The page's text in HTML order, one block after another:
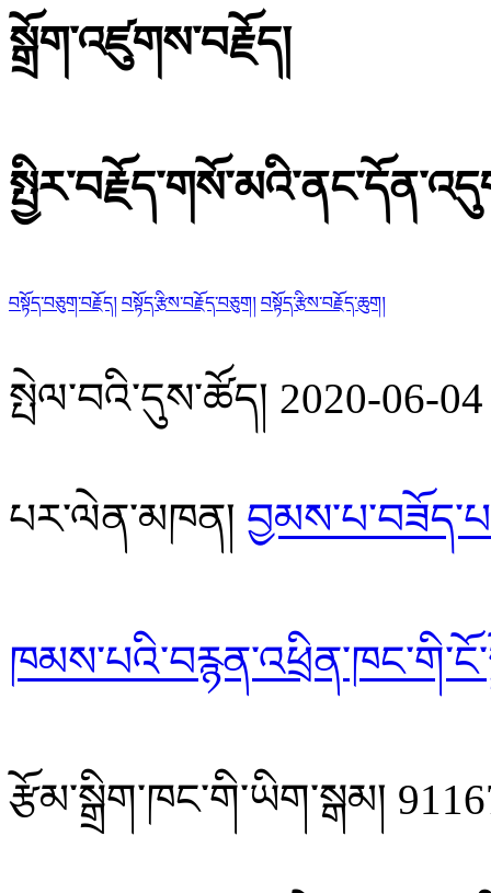
སྒྲོག་འཛུགས་བརྗོད།
བསྟོད་བཅུག་བརྗོད། བསྟོད་རྩིས་བརྗོད་བཅུག། བསྟོད་རྩིས་བརྗོད་ཆུག།
སྤེལ་བའི་དུས་ཚོད། 2020-06-04
པར་ལེན་མཁན།
རྩོམ་སྒྲིག་ཁང་གི་ཡིག་སྒམ།